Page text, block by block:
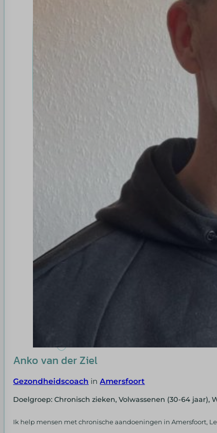
Anko van der Ziel
Gezondheidscoach inAmersfoort
Doelgroep: Chronisch zieken, Volwassenen (30-64 jaar),
Ik help mensen met chronische aandoeningen in Amersfoort,